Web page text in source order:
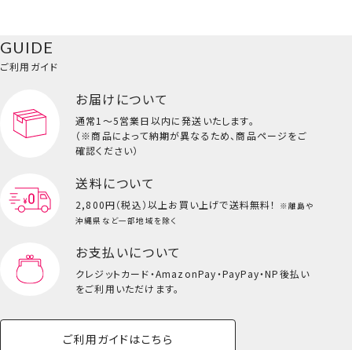
GUIDE
ご利用ガイド
お届けについて
通常1～5営業日以内に発送いたします。
（※商品によって納期が異なるため、商品ページをご
確認ください）
送料について
2,800円（税込）以上お買い上げで送料無料！
※離島や
沖縄県など一部地域を除く
お支払いについて
クレジットカード・AmazonPay・PayPay・NP後払い
をご利用いただけます。
ご利用ガイドはこちら